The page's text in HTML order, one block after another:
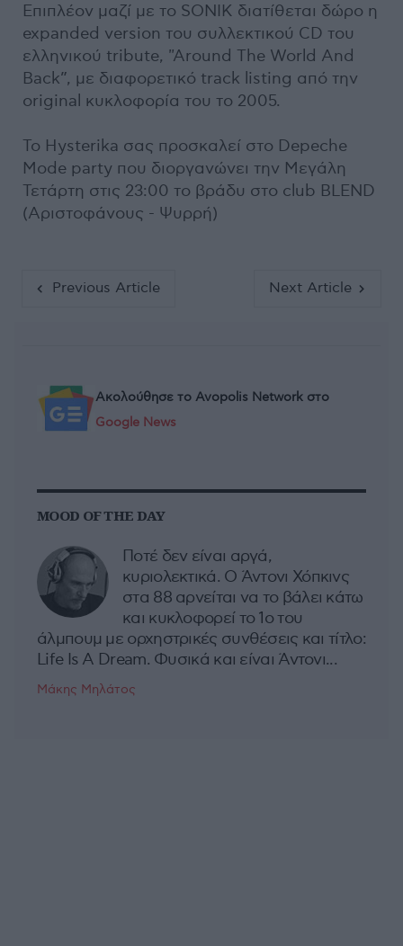
Επιπλέον μαζί με το SONIK διατίθεται δώρο η
expanded version του συλλεκτικού CD του
ελληνικού tribute, "Around The World And
Back”, με διαφορετικό track listing από την
original κυκλοφορία του το 2005.
Το Hysterika σας προσκαλεί στο Depeche
Mode party που διοργανώνει την Μεγάλη
Τετάρτη στις 23:00 το βράδυ στο club BLEND
(Αριστοφάνους - Ψυρρή)
Previous Article Next Article
Ακολούθησε το Avopolis Network στο
Google News
MOOD OF THE DAY
Ποτέ δεν είναι αργά,
κυριολεκτικά. Ο Άντονι Χόπκινς
στα 88 αρνείται να το βάλει κάτω
και κυκλοφορεί το 1ο του
άλμπουμ με ορχηστρικές συνθέσεις και τίτλο:
Life Is A Dream. Φυσικά και είναι Άντονι...
Μάκης Μηλάτος